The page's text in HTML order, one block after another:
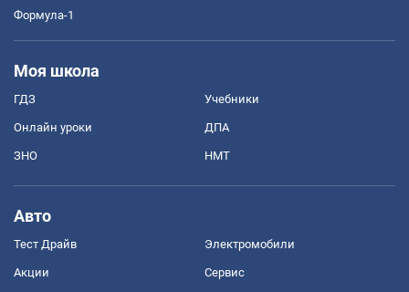
Формула-1
Моя школа
ГДЗ Учебники
Онлайн уроки ДПА
ЗНО НМТ
Авто
Тест Драйв Электромобили
Акции Сервис